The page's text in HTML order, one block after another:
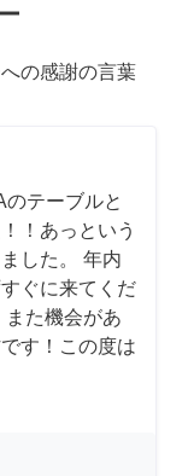
の感謝の言葉
テーブルと
！あっという
した。 年内
ぐに来てくだ
また機会があ
す！この度は